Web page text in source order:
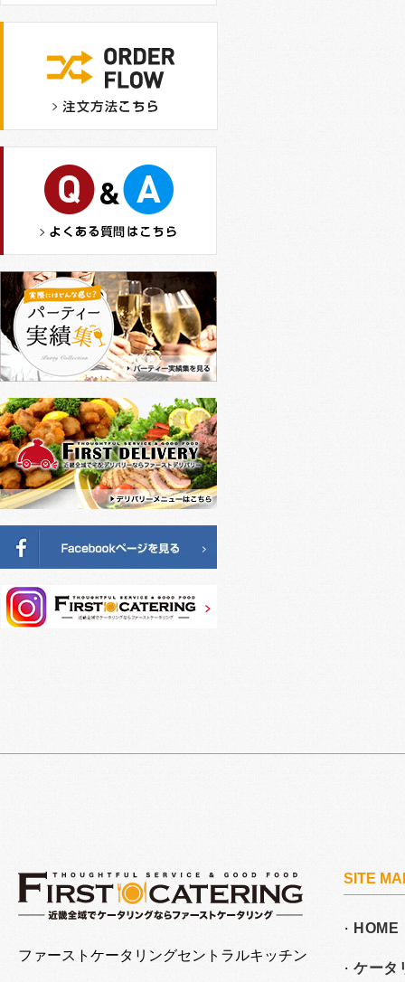
ファーストケータリングセントラルキッチン
SITE
HOME
ケータ